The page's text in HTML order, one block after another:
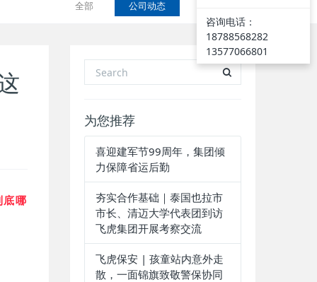
全部 公司动态
底哪
为您推荐
喜迎建军节99周年，集团倾
力保障省运后勤
夯实合作基础｜泰国也拉市
市长、清迈大学代表团到访
飞虎集团开展考察交流
飞虎保安 | 孩童站内意外走
散，一面锦旗致敬警保协同
咨询电话：
18788568282
13577066801